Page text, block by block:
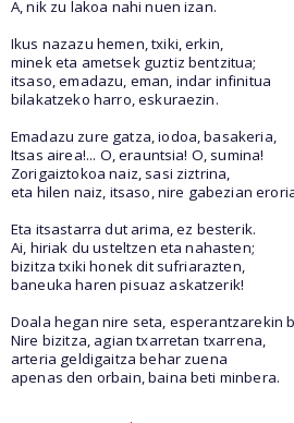
A, nik zu lakoa nahi nuen izan.
Ikus nazazu hemen, txiki, erkin,
minek eta ametsek guztiz bentzitua;
itsaso, emadazu, eman, indar infinitua
bilakatzeko harro, eskuraezin.
Emadazu zure gatza, iodoa, basakeria,
Itsas airea!... O, erauntsia! O, sumina!
Zorigaiztokoa naiz, sasi ziztrina,
eta hilen naiz, itsaso, nire gabezian
Eta itsastarra dut arima, ez besterik.
Ai, hiriak du usteltzen eta nahasten;
bizitza txiki honek dit sufriarazten,
baneuka haren pisuaz askatzerik!
Doala hegan nire seta, esperantzarekin
Nire bizitza, agian txarretan txarrena,
arteria geldigaitza behar zuena
apenas den orbain, baina beti minbera.